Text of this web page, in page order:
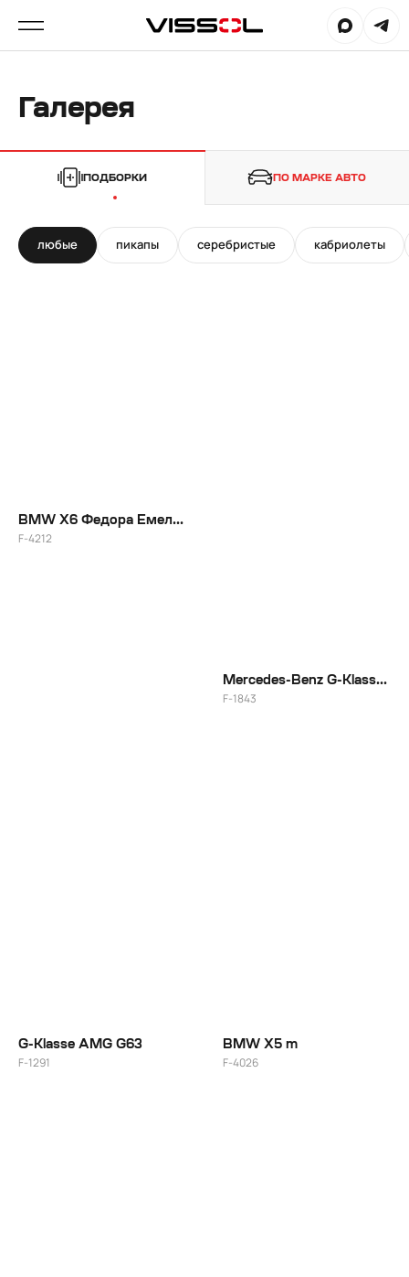
Галерея
ПОДБОРКИ ПО МАРКЕ АВТО
любые пикапы серебристые кабриолеты
BMW X6 Федора Емельяненко
F-4212
Mercedes-Benz G-Klasse Антона Лапенко
F-1843
BMW X5 m
F-4026
G-Klasse AMG G63
F-1291